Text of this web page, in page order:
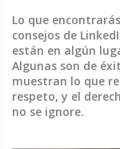
Lo que
consejos de
están en algún
Algunas son de
muestran lo que
respeto, y el
no se ignore.